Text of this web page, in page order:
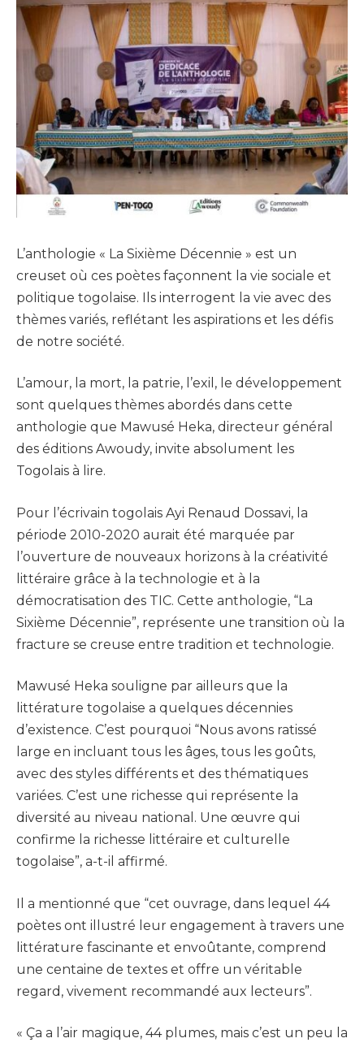
L’anthologie « La Sixième Décennie » est un
creuset où ces poètes façonnent la vie sociale et
politique togolaise. Ils interrogent la vie avec des
thèmes variés, reflétant les aspirations et les défis
de notre société.
L’amour, la mort, la patrie, l’exil, le développement
sont quelques thèmes abordés dans cette
anthologie que Mawusé Heka, directeur général
des éditions Awoudy, invite absolument les
Togolais à lire.
Pour l’écrivain togolais Ayi Renaud Dossavi, la
période 2010-2020 aurait été marquée par
l’ouverture de nouveaux horizons à la créativité
littéraire grâce à la technologie et à la
démocratisation des TIC. Cette anthologie, “La
Sixième Décennie”, représente une transition où la
fracture se creuse entre tradition et technologie.
Mawusé Heka souligne par ailleurs que la
littérature togolaise a quelques décennies
d’existence. C’est pourquoi “Nous avons ratissé
large en incluant tous les âges, tous les goûts,
avec des styles différents et des thématiques
variées. C’est une richesse qui représente la
diversité au niveau national. Une œuvre qui
confirme la richesse littéraire et culturelle
togolaise”, a-t-il affirmé.
Il a mentionné que “cet ouvrage, dans lequel 44
poètes ont illustré leur engagement à travers une
littérature fascinante et envoûtante, comprend
une centaine de textes et offre un véritable
regard, vivement recommandé aux lecteurs”.
« Ça a l’air magique, 44 plumes, mais c’est un peu la